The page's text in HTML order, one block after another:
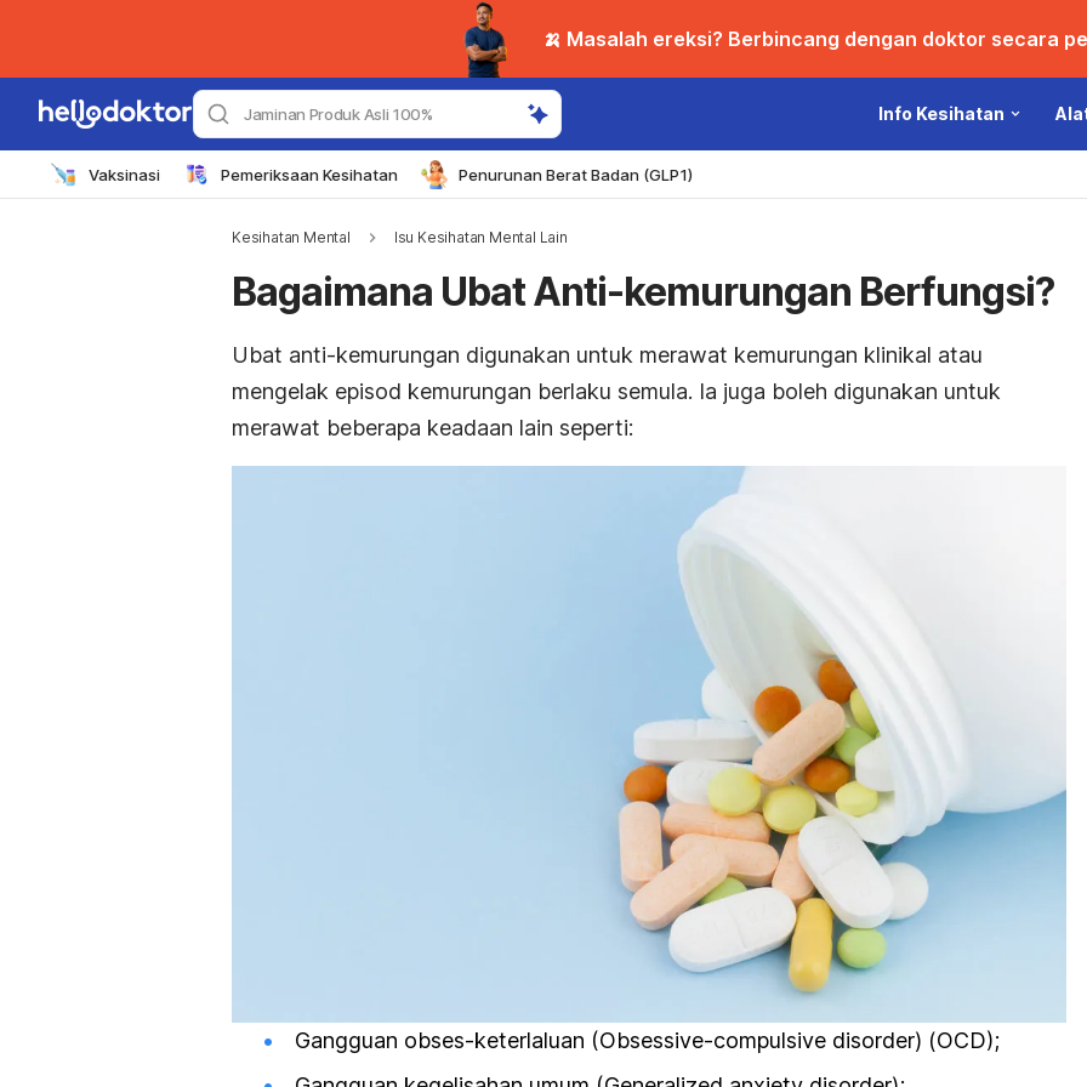
🍌 Masalah ereksi? Berbincang dengan doktor secara
Jaminan Produk Asli 100% Info Kesihatan
Vaksinasi Pemeriksaan Kesihatan Penurunan Berat Badan (GLP1)
Kesihatan Mental Isu Kesihatan Mental Lain
Bagaimana Ubat Anti-kemurungan Berfungsi?
Ubat anti-kemurungan digunakan untuk merawat kemurungan klinikal atau
mengelak episod kemurungan berlaku semula. Ia juga boleh digunakan untuk
merawat beberapa keadaan lain seperti:
Gangguan obses-keterlaluan (Obsessive-compulsive disorder) (OCD);